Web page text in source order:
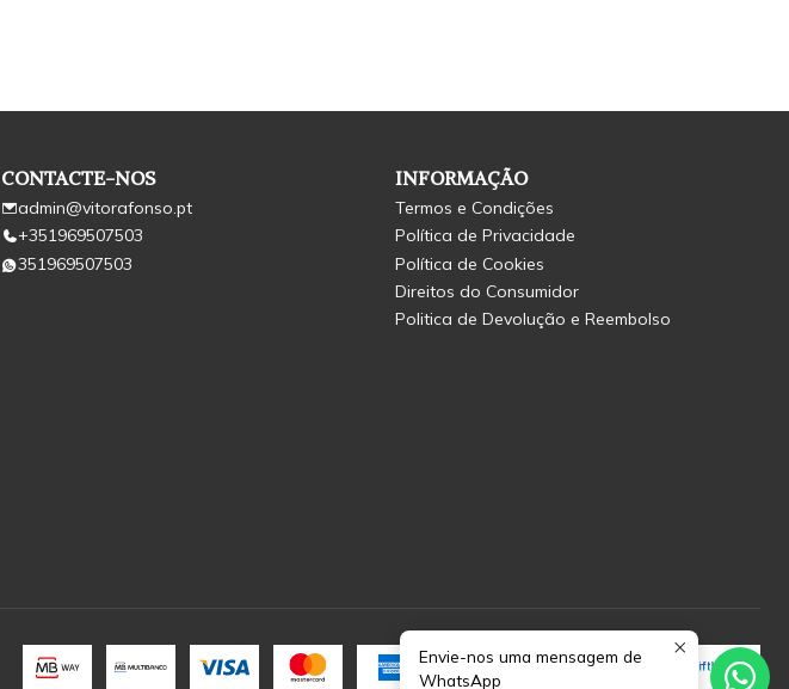
CONTACTE-NOS
admin@vitorafonso.pt
+351969507503
351969507503
INFORMAÇÃO
Termos e Condições
Política de Privacidade
Política de Cookies
Direitos do Consumidor
Politica de Devolução e Reembolso
Envie-nos uma mensagem de
WhatsApp